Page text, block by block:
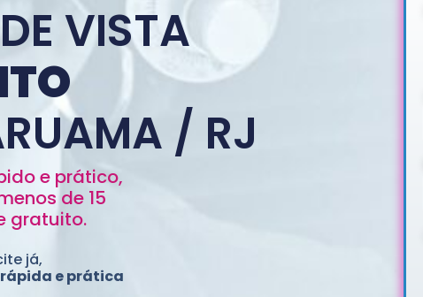
VISTA
/ RJ
e prático,
de 15
gratuito.
já,
e prática